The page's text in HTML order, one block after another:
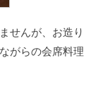
せんが、お造り
がらの会席料理